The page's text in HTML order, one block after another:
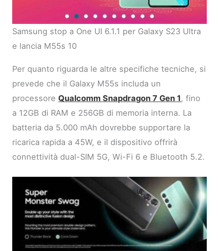
Samsung stop a One UI 6.1.1 per Galaxy S23 Ultra
e lancia M55s 10
Per quanto riguarda le altre specifiche tecniche, si
prevede che il Galaxy M55s includa un
processore Qualcomm Snapdragon 7 Gen 1, fino
a 12GB di RAM e 256GB di memoria interna. La
batteria da 5.000 mAh dovrebbe supportare la
ricarica rapida a 45W, e il dispositivo offrirà
connettività dual-SIM 5G, Wi-Fi 6 e Bluetooth 5.2.